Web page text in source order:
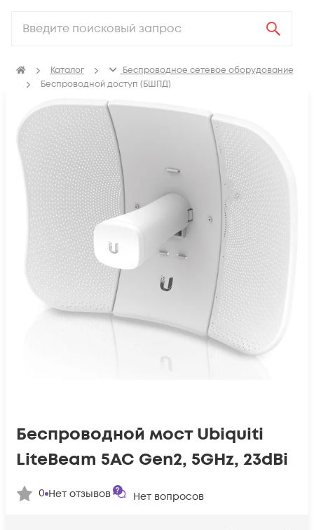
Каталог
Беспроводное сетевое оборудование
Беспроводной доступ (БШПД)
Беспроводной мост Ubiquiti
LiteBeam 5AC Gen2, 5GHz, 23dBi
0 Нет отзывов Нет вопросов